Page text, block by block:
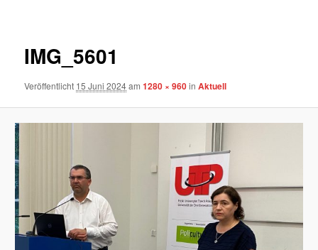
IMG_5601
Veröffentlicht 15 Juni 2024am1280 × 960inAktuell